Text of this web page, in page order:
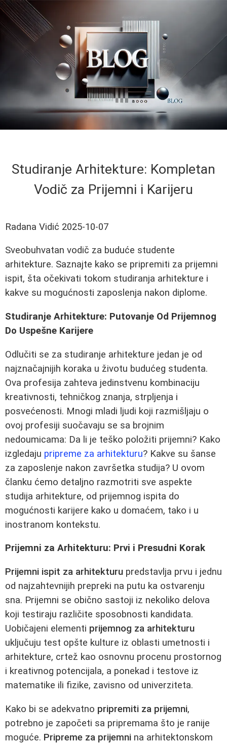
Studiranje Arhitekture: Kompletan
Vodič za Prijemni i Karijeru
Radana Vidić 2025-10-07
Sveobuhvatan vodič za buduće studente
arhitekture. Saznajte kako se pripremiti za prijemni
ispit, šta očekivati tokom studiranja arhitekture i
kakve su mogućnosti zaposlenja nakon diplome.
Studiranje Arhitekture: Putovanje Od Prijemnog
Do Uspešne Karijere
Odlučiti se za studiranje arhitekture jedan je od
najznačajnijih koraka u životu budućeg studenta.
Ova profesija zahteva jedinstvenu kombinaciju
kreativnosti, tehničkog znanja, strpljenja i
posvećenosti. Mnogi mladi ljudi koji razmišljaju o
ovoj profesiji suočavaju se sa brojnim
nedoumicama: Da li je teško položiti prijemni? Kako
izgledaju pripreme za arhitekturu? Kakve su šanse
za zaposlenje nakon završetka studija? U ovom
članku ćemo detaljno razmotriti sve aspekte
studija arhitekture, od prijemnog ispita do
mogućnosti karijere kako u domaćem, tako i u
inostranom kontekstu.
Prijemni za Arhitekturu: Prvi i Presudni Korak
Prijemni ispit za arhitekturu predstavlja prvu i jednu
od najzahtevnijih prepreki na putu ka ostvarenju
sna. Prijemni se obično sastoji iz nekoliko delova
koji testiraju različite sposobnosti kandidata.
Uobičajeni elementi prijemnog za arhitekturu
uključuju test opšte kulture iz oblasti umetnosti i
arhitekture, crtež kao osnovnu procenu prostornog
i kreativnog potencijala, a ponekad i testove iz
matematike ili fizike, zavisno od univerziteta.
Kako bi se adekvatno pripremiti za prijemni,
potrebno je započeti sa pripremama što je ranije
moguće. Pripreme za prijemni na arhitektonskom